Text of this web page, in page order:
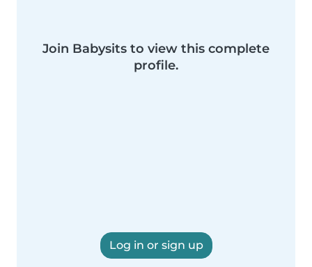
Join Babysits to view this complete
profile.
Log in or sign up